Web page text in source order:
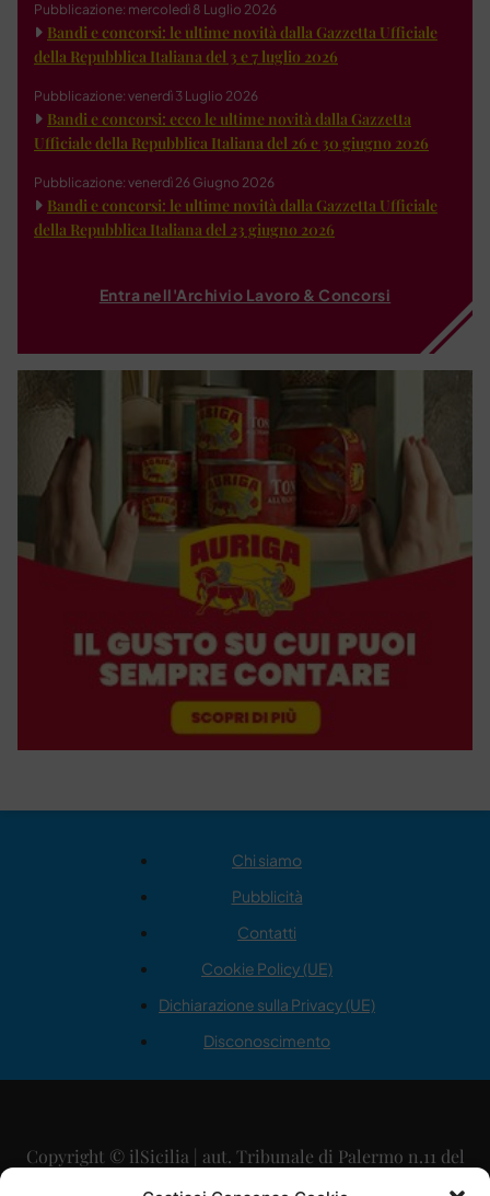
Pubblicazione: mercoledì 8 Luglio 2026
Bandi e concorsi: le ultime novità dalla Gazzetta Ufficiale
della Repubblica Italiana del 3 e 7 luglio 2026
Pubblicazione: venerdì 3 Luglio 2026
Bandi e concorsi: ecco le ultime novità dalla Gazzetta
Ufficiale della Repubblica Italiana del 26 e 30 giugno 2026
Pubblicazione: venerdì 26 Giugno 2026
Bandi e concorsi: le ultime novità dalla Gazzetta Ufficiale
della Repubblica Italiana del 23 giugno 2026
Entra nell'Archivio Lavoro & Concorsi
Chi siamo
Pubblicità
Contatti
Cookie Policy (UE)
Dichiarazione sulla Privacy (UE)
Disconoscimento
Copyright © ilSicilia | aut. Tribunale di Palermo n.11 del
29/09/2015